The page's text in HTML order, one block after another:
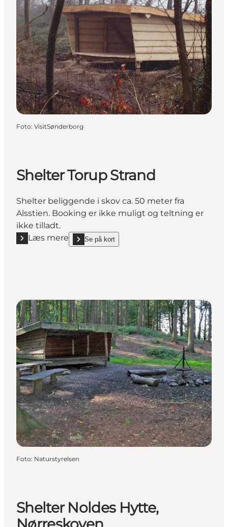
Foto: VisitSønderborg
Shelter Torup Strand
Shelter beliggende i skov ca. 50 meter fra
Alsstien. Booking er ikke muligt og teltning er
ikke tilladt.
Læs mere
Læs mere "Shelter Torup Strand"
Se på kort
show Shelter Torup Strand on_map
Foto: Naturstyrelsen
Shelter Noldes Hytte,